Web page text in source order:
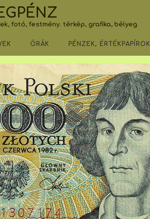
fotó, festmény. térkép, grafika, bélyeg
ÓRÁK PÉNZEK, ÉRTÉKPAPÍROK